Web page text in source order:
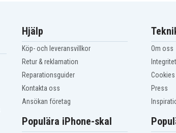
Hjälp
Köp- och leveransvillkor
Retur & reklamation
Reparationsguider
Kontakta oss
Ansökan företag
Om oss
Cookies
Press
Populära iPhone-skal